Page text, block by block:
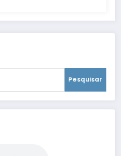
Pesquisar